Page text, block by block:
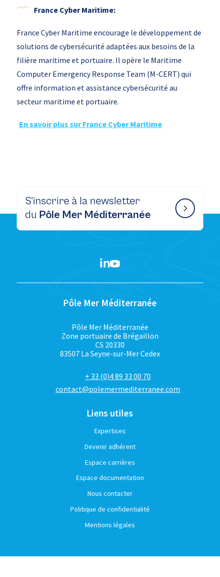
France Cyber Maritime:
France Cyber Maritime encourage le développement de
solutions de cybersécurité adaptées aux besoins de la
filière maritime et portuaire. Il opère le Maritime
Computer Emergency Response Team (M-CERT) qui
offre information et assistance cybersécurité au
secteur maritime et portuaire.
En savoir plus sur France Cyber Maritime
S’inscrire à la newsletter
du Pôle Mer Méditerranée
Pôle Mer Méditerranée
Pôle Mer Méditerranée
Zone portuaire de Brégaillon
CS 20330
83507 La Seyne-sur-Mer Cedex
+ 33 (0)4 89 33 00 70
contact@polemermediterranee.com
Liens utiles
Expertises
Devenir adhérent
Espace carrières
Espace documentation
Nous contacter
Politique de confidentialité
Mentions légales